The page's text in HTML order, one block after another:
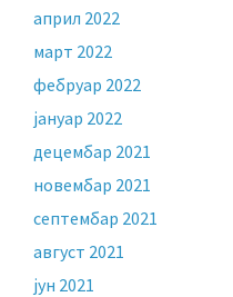
април 2022
март 2022
фебруар 2022
јануар 2022
децембар 2021
новембар 2021
септембар 2021
август 2021
јун 2021